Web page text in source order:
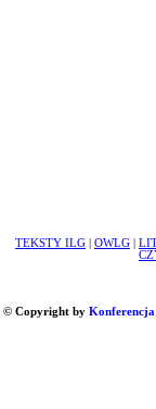
TEKSTY ILG OWLG
© Copyright by Konferencja